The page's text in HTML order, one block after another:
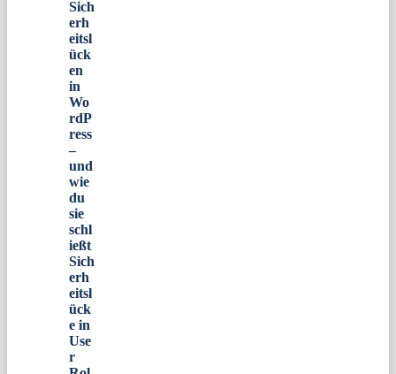
Sich
erh
eitsl
ück
en
in
Wo
rdP
ress
–
und
wie
du
sie
schl
ießt
Sich
erh
eitsl
ück
e in
Use
r